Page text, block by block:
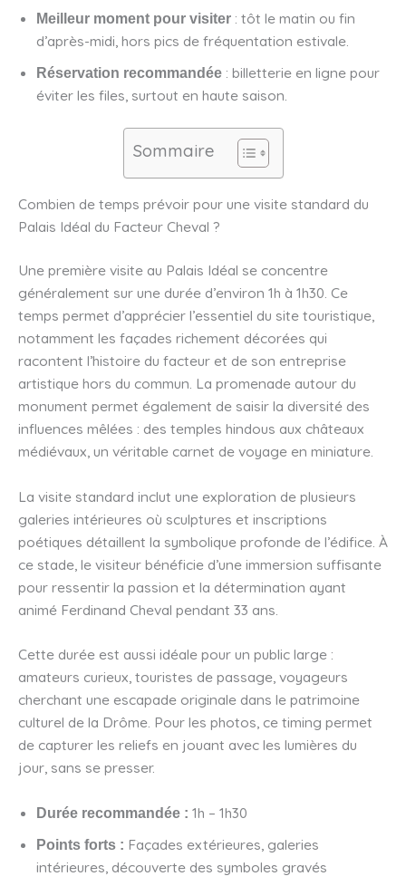
Meilleur moment pour visiter : tôt le matin ou fin
d’après-midi, hors pics de fréquentation estivale.
Réservation recommandée : billetterie en ligne pour
éviter les files, surtout en haute saison.
Sommaire
Combien de temps prévoir pour une visite standard du
Palais Idéal du Facteur Cheval ?
Une première visite au Palais Idéal se concentre
généralement sur une durée d’environ 1h à 1h30. Ce
temps permet d’apprécier l’essentiel du site touristique,
notamment les façades richement décorées qui
racontent l’histoire du facteur et de son entreprise
artistique hors du commun. La promenade autour du
monument permet également de saisir la diversité des
influences mêlées : des temples hindous aux châteaux
médiévaux, un véritable carnet de voyage en miniature.
La visite standard inclut une exploration de plusieurs
galeries intérieures où sculptures et inscriptions
poétiques détaillent la symbolique profonde de l’édifice. À
ce stade, le visiteur bénéficie d’une immersion suffisante
pour ressentir la passion et la détermination ayant
animé Ferdinand Cheval pendant 33 ans.
Cette durée est aussi idéale pour un public large :
amateurs curieux, touristes de passage, voyageurs
cherchant une escapade originale dans le patrimoine
culturel de la Drôme. Pour les photos, ce timing permet
de capturer les reliefs en jouant avec les lumières du
jour, sans se presser.
Durée recommandée : 1h – 1h30
Points forts : Façades extérieures, galeries
intérieures, découverte des symboles gravés